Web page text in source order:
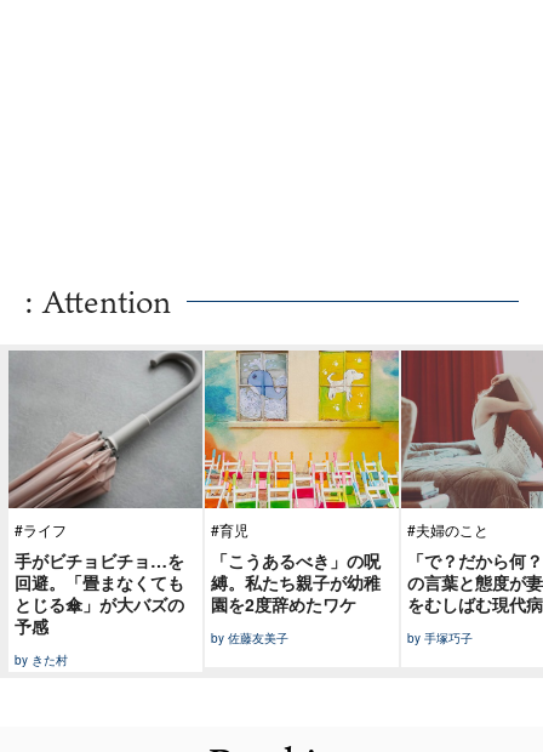
: Attention
#ライフ
手がビチョビチョ…を
回避。「畳まなくても
とじる傘」が大バズの
予感
by きた村
#育児
「こうあるべき」の呪
縛。私たち親子が幼稚
園を2度辞めたワケ
by 佐藤友美子
#夫婦のこと
「で？だから何
の言葉と態度が
をむしばむ現代病
by 手塚巧子